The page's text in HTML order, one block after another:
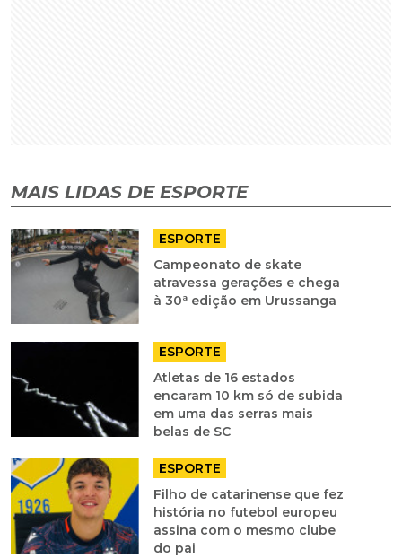
MAIS LIDAS DE ESPORTE
ESPORTE
Campeonato de skate
atravessa gerações e chega
à 30ª edição em Urussanga
ESPORTE
Atletas de 16 estados
encaram 10 km só de subida
em uma das serras mais
belas de SC
ESPORTE
Filho de catarinense que fez
história no futebol europeu
assina com o mesmo clube
do pai